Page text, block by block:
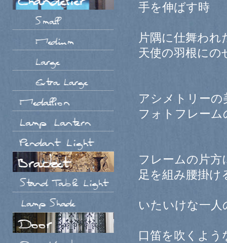
手を伸ばす時
片隅に仕舞われ
天使の羽根に
アシメトリーの
フォトフレー
フレームの片方
足を組み腰掛け
いたいけな一人
口笛を吹くよう